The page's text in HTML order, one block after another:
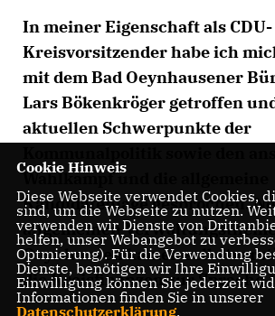
In meiner Eigenschaft als CDU-
Kreisvorsitzender habe ich
mit dem Bad Oeynhausener
Lars Bökenkröger getroffen
aktuellen Schwerpunkte der
Wahlkampf und die allgemeine
Kandidatenlage gesprochen.
allgemeinen
Oeynhausen kamen
die Kreisfinanzen zur Sprache.
Cookie Hinweis
Diese Webseite verwendet Cookies,
sind, um die Webseite zu nutzen.
verwenden wir Dienste von
helfen, unser Webangebot zu
Optmierung). Für die Verwendung
Dienste, benötigen wir Ihre
Einwilligung können Sie jederzeit
Informationen finden Sie in unserer
Datenschutzerklärung.